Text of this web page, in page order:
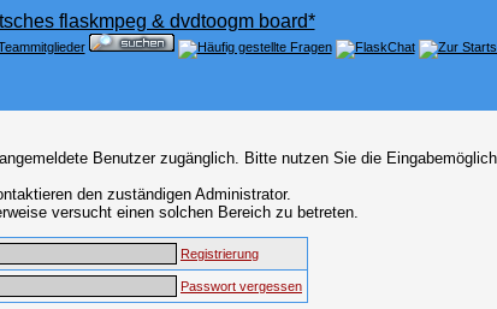
Benutzer zugänglich. Bitte nutzen Sie die
den zuständigen Administrator.
versucht einen solchen Bereich zu betreten.
Registrierung
Passwort vergessen